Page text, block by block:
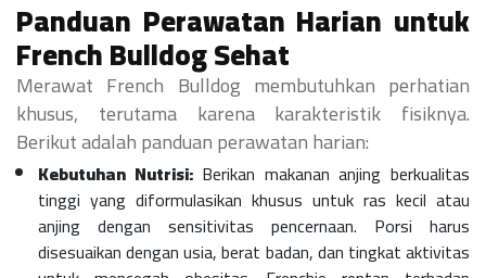
Panduan Perawatan Harian untuk
French Bulldog Sehat
Merawat French Bulldog membutuhkan perhatian
khusus, terutama karena karakteristik fisiknya.
Berikut adalah panduan perawatan harian:
Kebutuhan Nutrisi:Berikan makanan anjing berkualitas
tinggi yang diformulasikan khusus untuk ras kecil atau
anjing dengan sensitivitas pencernaan. Porsi harus
disesuaikan dengan usia, berat badan, dan tingkat aktivitas